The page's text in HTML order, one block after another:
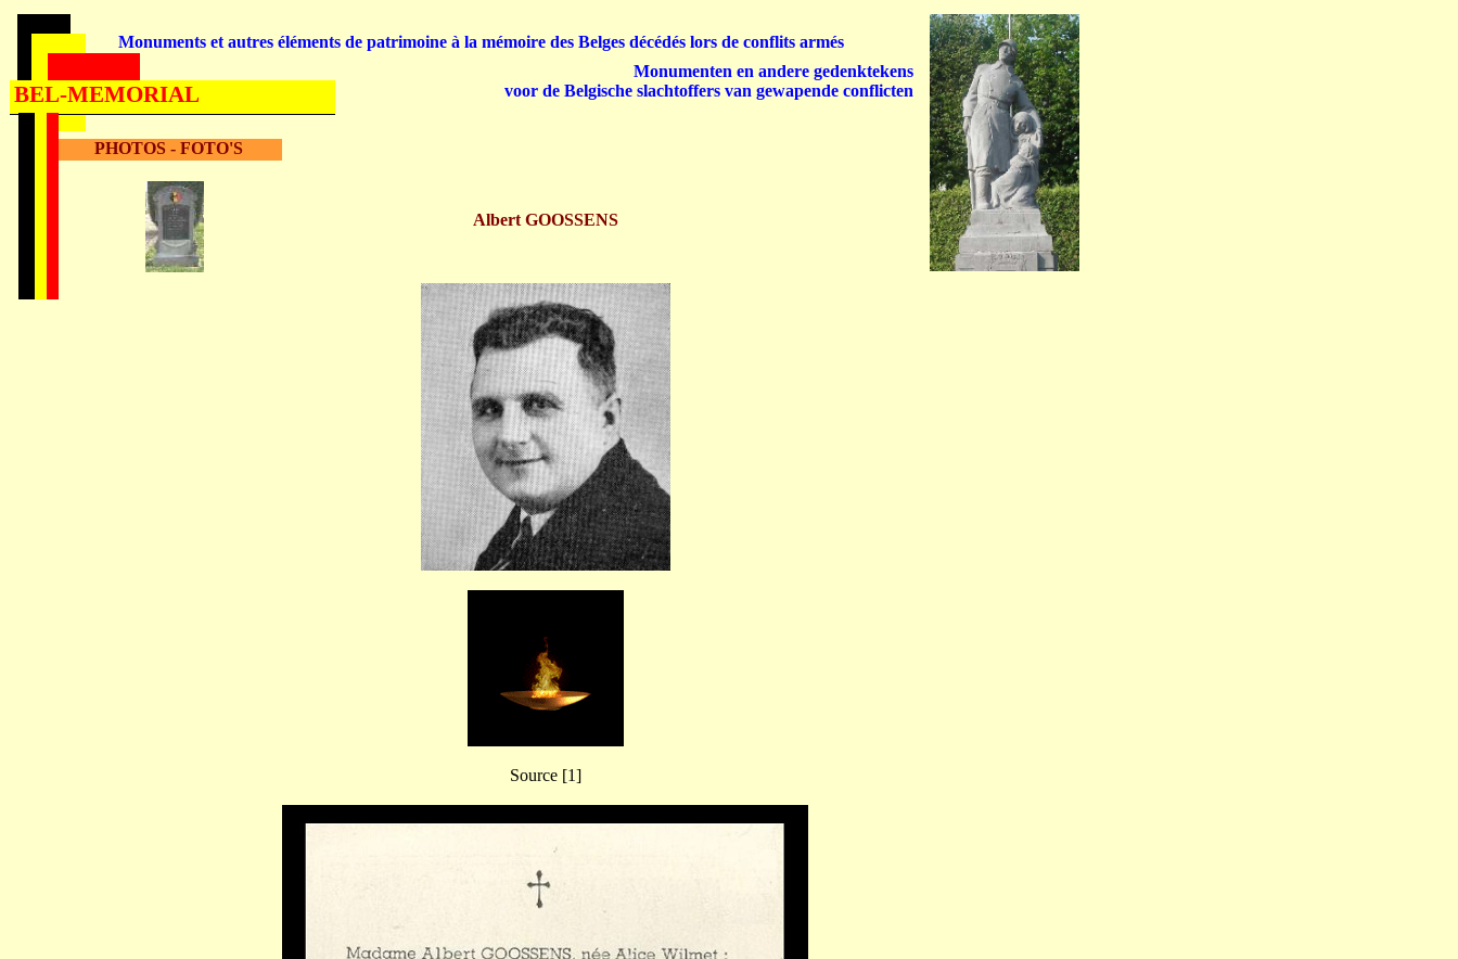
PHOTOS - FOTO'S
Albert GOOSSENS
Source [1]
Monuments et autres éléments de patrimoine à la mémoire des Belges décédés lors de conflits armés
Monumenten en andere gedenktekens
voor de Belgische slachtoffers van gewapende conflicten
BEL-MEMORIAL